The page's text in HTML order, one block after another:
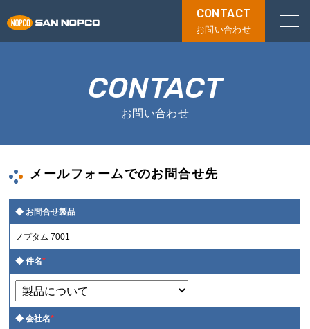
CONTACT
お問い合わせ
CONTACT
お問い合わせ
メールフォームでのお問合せ先
お問合せ製品
ノプタム 7001
件名*
会社名*